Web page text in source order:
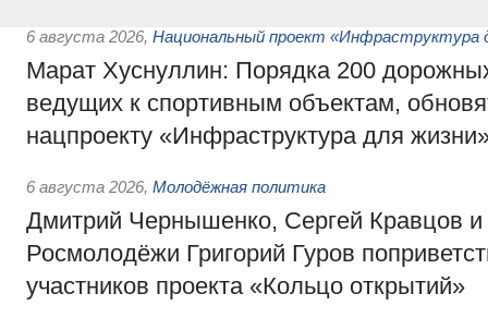
6 августа 2026, Национальный проект «Инфраструктура
Марат Хуснуллин: Порядка 200
ведущих к спортивным объектам,
нацпроекту «Инфраструктура для
6 августа 2026, Молодёжная политика
Дмитрий Чернышенко, Сергей Кравцов и
Росмолодёжи Григорий Гуров
участников проекта «Кольцо открытий»